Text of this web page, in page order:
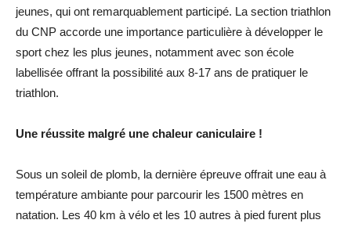
jeunes, qui ont remarquablement participé. La section triathlon
du CNP accorde une importance particulière à développer le
sport chez les plus jeunes, notamment avec son école
labellisée offrant la possibilité aux 8-17 ans de pratiquer le
triathlon.
Une réussite malgré une chaleur caniculaire !
Sous un soleil de plomb, la dernière épreuve offrait une eau à
température ambiante pour parcourir les 1500 mètres en
natation. Les 40 km à vélo et les 10 autres à pied furent plus